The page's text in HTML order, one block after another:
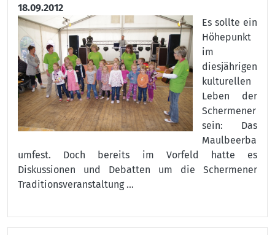
18.09.2012
Es sollte ein
Höhepunkt
im
diesjährigen
kulturellen
Leben der
Schermener
sein: Das
Maulbeerba
umfest. Doch bereits im Vorfeld hatte es
Diskussionen und Debatten um die Schermener
Traditionsveranstaltung ...